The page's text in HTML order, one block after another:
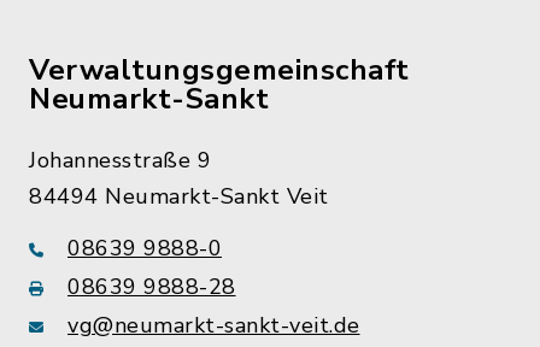
Verwaltungsgemeinschaft
Neumarkt-Sankt
Johannesstraße 9
84494 Neumarkt-Sankt Veit
08639 9888-0
08639 9888-28
vg@neumarkt-sankt-veit.de